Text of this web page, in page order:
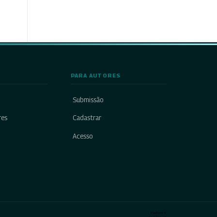
PARA AUTORES
Submissão
Cadastrar
Acesso